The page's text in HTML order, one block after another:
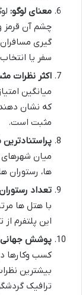
معنای لوگو:
چشم آن قرمز
گیری
سفر یا
اکثر نظرات
که نشان
مثبت است.
ها، رستوران
تعداد
با هتل ها
این پلتفرم
پوشش
کسب وکارها
بیشترین
ترافیک